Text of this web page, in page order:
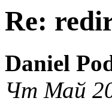
Re:
Daniel
Чт Май